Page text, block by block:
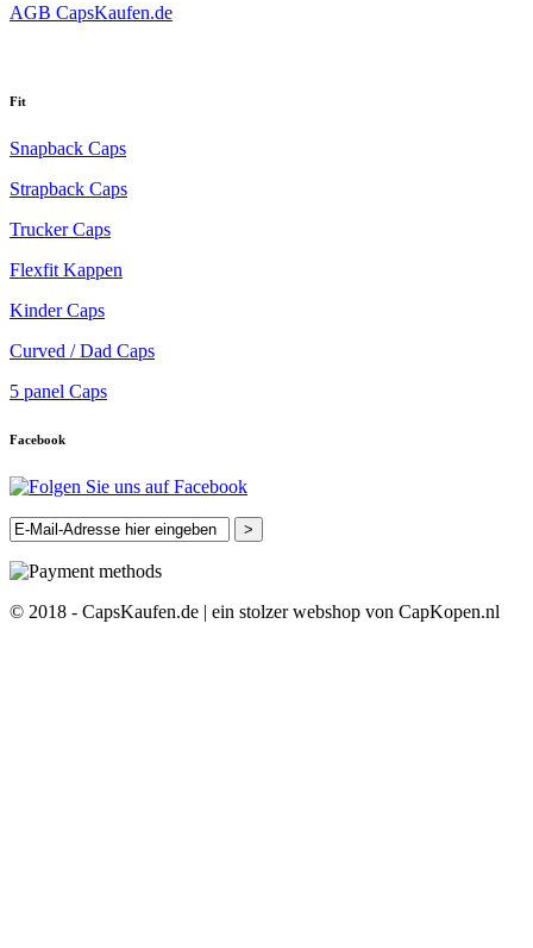
AGB CapsKaufen.de
Fit
Snapback Caps
Strapback Caps
Trucker Caps
Flexfit Kappen
Kinder Caps
Curved / Dad Caps
5 panel Caps
Facebook
>
© 2018 - CapsKaufen.de | ein stolzer webshop von CapKopen.nl